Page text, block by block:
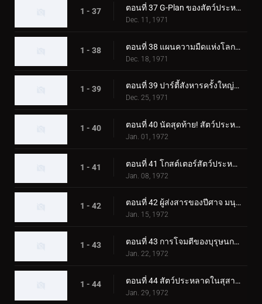
1 - 37 ตอนที่ 37 G-Plan ของสัตว์ประหลาดก๊าซพิษ Trickabuto
Dec. 11, 1971
1 - 38 ตอนที่ 38 แผนความมืดแห่งโลกของ Lightning Monster Eiking
Dec. 18, 1971
1 - 39 ตอนที่ 39 ปาร์ตี้สังหารครั้งใหญ่ของมนุษย์หมาป่าปีศาจ
Dec. 25, 1971
1 - 40 ตอนที่ 40 นัดสุดท้าย! สัตว์ประหลาดสโนว์แมนปะทะทูไรเดอร์
Jan. 01, 1972
1 - 41 ตอนที่ 41 โกสต์เตอร์สัตว์ประหลาดแมกม่า การต่อสู้ขั้นแตกหักที่ซากุระจิมะ
Jan. 08, 1972
1 - 42 ตอนที่ 42 ผู้ส่งสารของปีศาจ มนุษย์บินลึกลับ
Jan. 15, 1972
1 - 43 ตอนที่ 43 การโจมตีของบุรุษนกลึกลับ พราโนดอน
Jan. 22, 1972
1 - 44 ตอนที่ 44 สัตว์ประหลาดในสุสาน คาบินก้า
Jan. 29, 1972